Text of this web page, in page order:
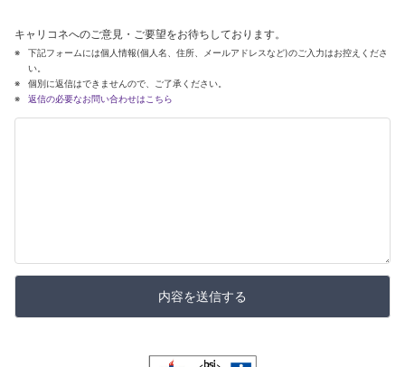
キャリコネへのご意見・ご要望をお待ちしております。
下記フォームには個人情報(個人名、住所、メールアドレスなど)のご入力はお控えくださ
い。
個別に返信はできませんので、ご了承ください。
返信の必要なお問い合わせはこちら
内容を送信する